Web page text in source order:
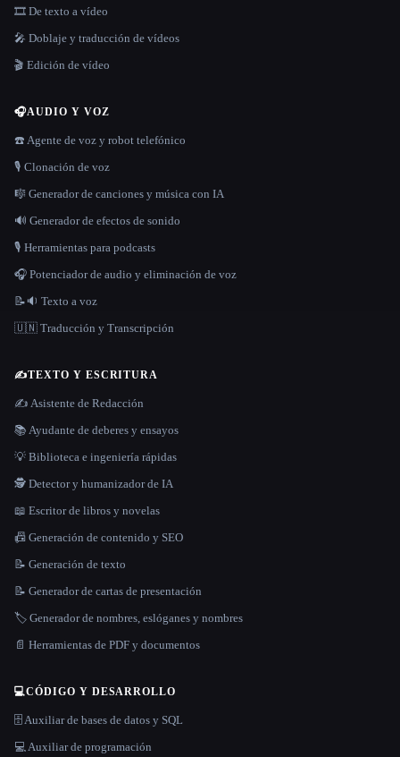
🎞️ De texto a vídeo
🎤 Doblaje y traducción de vídeos
🎬 Edición de vídeo
🎧AUDIO Y VOZ
☎️ Agente de voz y robot telefónico
🎙️ Clonación de voz
🎼 Generador de canciones y música con IA
🔊 Generador de efectos de sonido
🎙️ Herramientas para podcasts
🎧 Potenciador de audio y eliminación de voz
📝🔉 Texto a voz
🇺🇳 Traducción y Transcripción
✍️TEXTO Y ESCRITURA
✍️ Asistente de Redacción
📚 Ayudante de deberes y ensayos
💡 Biblioteca e ingeniería rápidas
🕵️ Detector y humanizador de IA
📖 Escritor de libros y novelas
📠 Generación de contenido y SEO
📝 Generación de texto
📝 Generador de cartas de presentación
🏷️ Generador de nombres, eslóganes y nombres
📄 Herramientas de PDF y documentos
💻CÓDIGO Y DESARROLLO
🗄️ Auxiliar de bases de datos y SQL
💻 Auxiliar de programación